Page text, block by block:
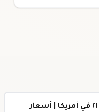
← سعر جرام الذهب اليوم عيار ٢١ في أمريكا | أسعار